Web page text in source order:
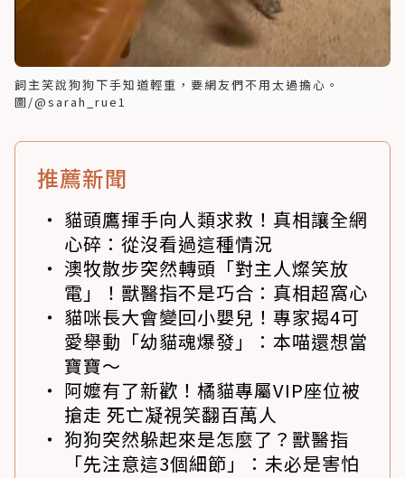
飼主笑說狗狗下手知道輕重，要網友們不用太過擔心。
圖/@sarah_rue1
推薦新聞
貓頭鷹揮手向人類求救！真相讓全網
心碎：從沒看過這種情況
澳牧散步突然轉頭「對主人燦笑放
電」！獸醫指不是巧合：真相超窩心
貓咪長大會變回小嬰兒！專家揭4可
愛舉動「幼貓魂爆發」：本喵還想當
寶寶～
阿嬤有了新歡！橘貓專屬VIP座位被
搶走 死亡凝視笑翻百萬人
狗狗突然躲起來是怎麼了？獸醫指
「先注意這3個細節」：未必是害怕